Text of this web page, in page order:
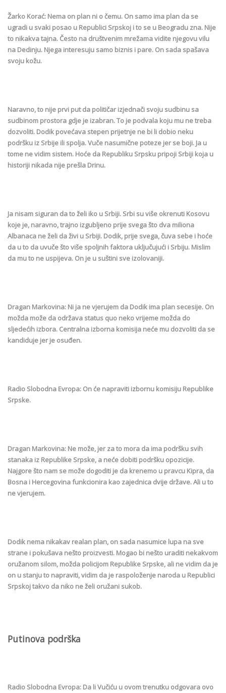
Žarko Korać: Nema on plan ni o čemu. On samo ima plan da se
ugradi u svaki posao u Republici Srpskoj i to se u Beogradu zna. Nije
to nikakva tajna. Često na društvenim mrežama vidite njegovu vilu
na Dedinju. Njega interesuju samo biznis i pare. On sada spašava
svoju kožu.
Naravno, to nije prvi put da političar izjednači svoju sudbinu sa
sudbinom prostora gdje je izabran. To je podvala koju mu ne treba
dozvoliti. Dodik povećava stepen prijetnje ne bi li dobio neku
podršku iz Srbije ili spolja. Vuče nasumične poteze jer se boji. Ja u
tome ne vidim sistem. Hoće da Republiku Srpsku pripoji Srbiji koja u
historiji nikada nije prešla Drinu.
Ja nisam siguran da to želi iko u Srbiji. Srbi su više okrenuti Kosovu
koje je, naravno, trajno izgubljeno prije svega što dva miliona
Albanaca ne želi da živi u Srbiji. Dodik, prije svega, čuva sebe i hoće
da u to da uvuče što više spoljnih faktora uključujući i Srbiju. Mislim
da mu to ne uspijeva. On je u suštini sve izolovaniji.
Dragan Markovina: Ni ja ne vjerujem da Dodik ima plan secesije. On
možda može da održava status quo neko vrijeme možda do
sljedećih izbora. Centralna izborna komisija neće mu dozvoliti da se
kandiduje jer je osuđen.
Radio Slobodna Evropa: On će napraviti izbornu komisiju Republike
Srpske.
Dragan Markovina: Ne može, jer za to mora da ima podršku svih
stanaka iz Republike Srpske, a neće dobiti podršku opozicije.
Najgore što nam se može dogoditi je da krenemo u pravcu Kipra, da
Bosna i Hercegovina funkcionira kao zajednica dvije države. Ali u to
ne vjerujem.
Dodik nema nikakav realan plan, on sada nasumice lupa na sve
strane i pokušava nešto proizvesti. Mogao bi nešto uraditi nekakvom
oružanom silom, možda policijom Republike Srpske, ali ne vidim da je
on u stanju to napraviti, vidim da je raspoloženje naroda u Republici
Srpskoj takvo da niko ne želi oružani sukob.
Putinova podrška
Radio Slobodna Evropa: Da li Vučiću u ovom trenutku odgovara ovo